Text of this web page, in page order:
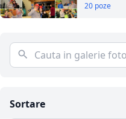
Sortare
20 poze